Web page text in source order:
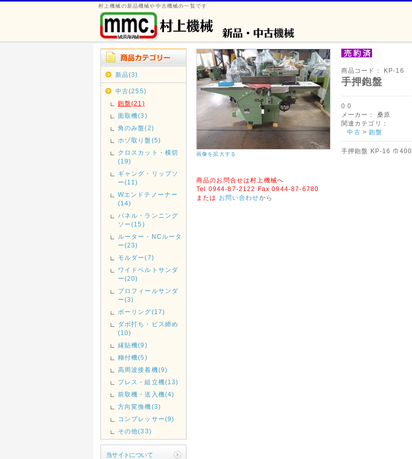
村上機械の新品機械や中古機械の一覧です
新品(3)
中古(255)
鉋盤(21)
面取機(3)
角のみ盤(2)
ホゾ取り盤(5)
クロスカット・横切
(19)
ギャング・リップソ
ー(11)
Wエンドテノーナー
(14)
パネル・ランニング
ソー(15)
ルーター・NCルータ
ー(23)
モルダー(7)
ワイドベルトサンダ
ー(20)
プロフィールサンダ
ー(3)
ボーリング(17)
ダボ打ち・ビス締め
(10)
縁貼機(9)
糊付機(5)
高周波接着機(9)
プレス・組立機(13)
前取機・送入機(4)
方向変換機(3)
コンプレッサー(9)
その他(33)
当サイトについて
画像を拡大する
商品コード： KP-16
手押鉋盤
0 0
メーカー：
桑原
関連カテゴリ：
中古 >鉋盤
手押鉋盤 KP-16 巾400
商品のお問合せは村上機械へ
Tel 0944-87-2122 Fax 0944-87-6780
または
お問い合わせから